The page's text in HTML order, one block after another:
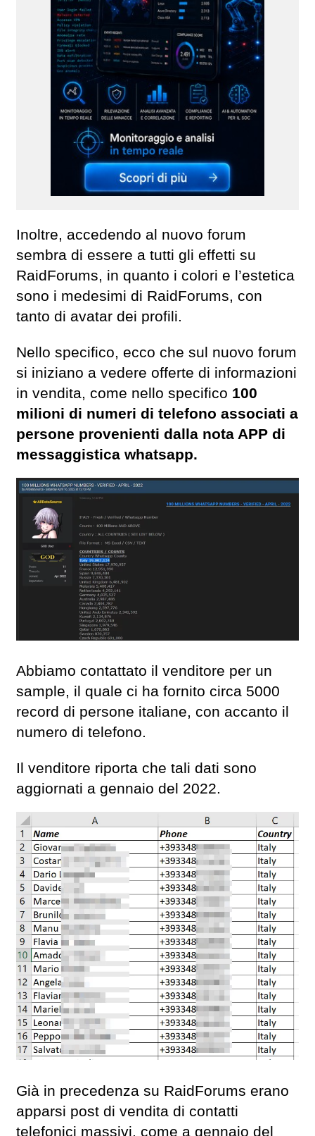
Inoltre, accedendo al nuovo forum
sembra di essere a tutti gli effetti su
RaidForums, in quanto i colori e l’estetica
sono i medesimi di RaidForums, con
tanto di avatar dei profili.
Nello specifico, ecco che sul nuovo forum
si iniziano a vedere offerte di informazioni
in vendita, come nello specifico 100
milioni di numeri di telefono associati a
persone provenienti dalla nota APP di
messaggistica whatsapp.
Abbiamo contattato il venditore per un
sample, il quale ci ha fornito circa 5000
record di persone italiane, con accanto il
numero di telefono.
Il venditore riporta che tali dati sono
aggiornati a gennaio del 2022.
Già in precedenza su RaidForums erano
apparsi post di vendita di contatti
telefonici massivi, come a gennaio del